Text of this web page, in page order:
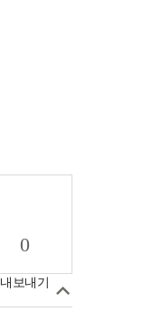
0
내보내기